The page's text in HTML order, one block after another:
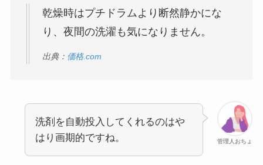
乾燥時はプチドラムより断然静かにな
り、夜間の洗濯も気になりません。
出典： 価格.com
管理人おちょ
洗剤を自動投入してくれるのはや
はり画期的ですね。